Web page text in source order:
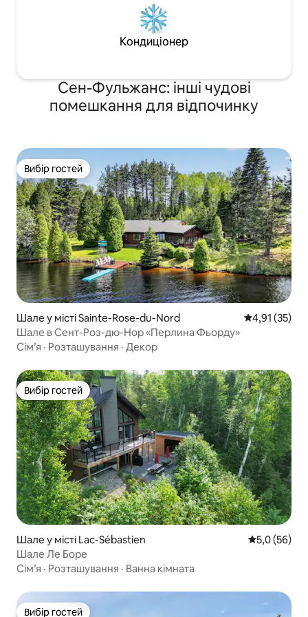
Кондиціонер
Сен-Фульжанс: інші чудові
помешкання для відпочинку
Вибір гостей
Вибір гостей
Шале у місті Sainte-Rose-du-Nord Середня
4,91 (35)
Шале в Сент-Роз-дю-Нор «Перлина Фьорду»
Сім’я · Розташування · Декор
Вибір гостей
Вибір гостей
Шале у місті Lac-Sébastien Середня
5,0 (56)
Шале Ле Боре
Сім’я · Розташування · Ванна кімната
Вибір гостей